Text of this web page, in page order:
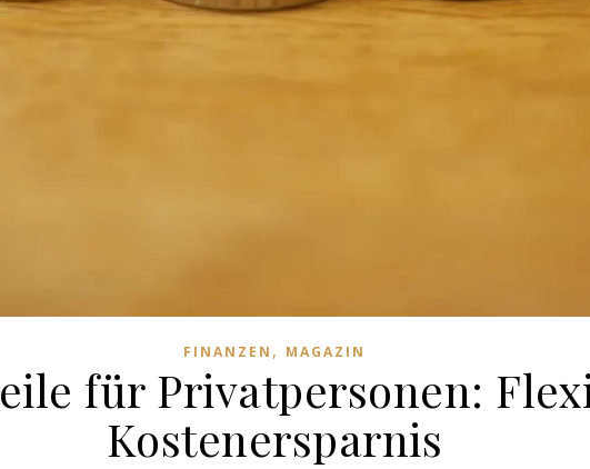
FINANZEN , MAGAZIN
für Privatpersonen:
Kostenersparnis